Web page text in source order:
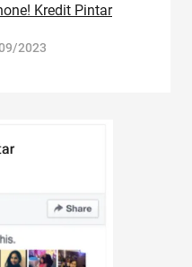
Kredit Pintar
2023